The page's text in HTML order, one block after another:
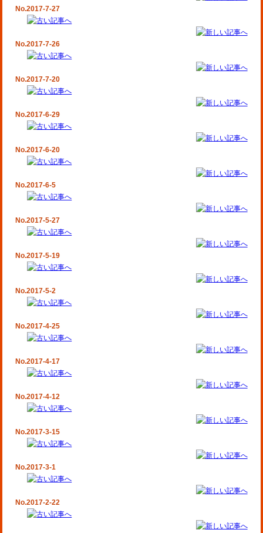
No.2017-7-27
No.2017-7-26
No.2017-7-20
No.2017-6-29
No.2017-6-20
No.2017-6-5
No.2017-5-27
No.2017-5-19
No.2017-5-2
No.2017-4-25
No.2017-4-17
No.2017-4-12
No.2017-3-15
No.2017-3-1
No.2017-2-22